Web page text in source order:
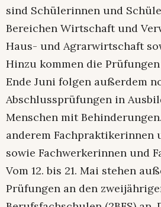
sind Schülerinnen und
Bereichen Wirtschaft und
Haus- und Agrarwirtschaft
Hinzu kommen die
Ende Juni folgen außerdem
Abschlussprüfungen in
Menschen mit
anderem Fachpraktikerinnen
sowie Fachwerkerinnen und
Vom 12. bis 21. Mai stehen
Prüfungen an den